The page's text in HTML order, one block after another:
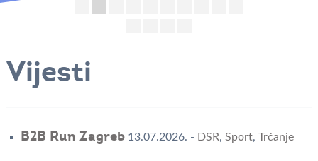
Vijesti
B2B Run Zagreb 13.07.2026. - DSR, Sport, Trčanje